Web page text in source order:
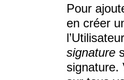
Pour
en créer
signature
signature.